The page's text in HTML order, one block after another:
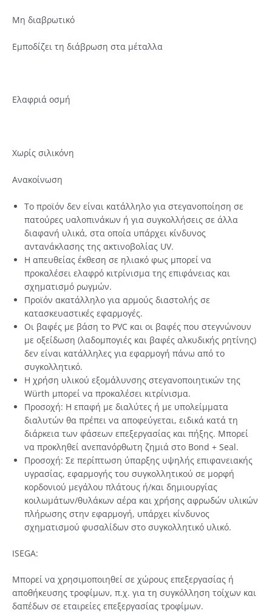
Μη διαβρωτικό
Εμποδίζει τη διάβρωση στα μέταλλα
Ελαφριά οσμή
Χωρίς σιλικόνη
Ανακοίνωση
Το προϊόν δεν είναι κατάλληλο για στεγανοποίηση σε
πατούρες υαλοπινάκων ή για συγκολλήσεις σε άλλα
διαφανή υλικά, στα οποία υπάρχει κίνδυνος
αντανάκλασης της ακτινοβολίας UV.
Η απευθείας έκθεση σε ηλιακό φως μπορεί να
προκαλέσει ελαφρό κιτρίνισμα της επιφάνειας και
σχηματισμό ρωγμών.
Προϊόν ακατάλληλο για αρμούς διαστολής σε
κατασκευαστικές εφαρμογές.
Οι βαφές με βάση το PVC και οι βαφές που στεγνώνουν
με οξείδωση (λαδομπογιές και βαφές αλκυδικής ρητίνης)
δεν είναι κατάλληλες για εφαρμογή πάνω από το
συγκολλητικό.
Η χρήση υλικού εξομάλυνσης στεγανοποιητικών της
Würth μπορεί να προκαλέσει κιτρίνισμα.
Προσοχή: Η επαφή με διαλύτες ή με υπολείμματα
διαλυτών θα πρέπει να αποφεύγεται, ειδικά κατά τη
διάρκεια των φάσεων επεξεργασίας και πήξης. Μπορεί
να προκληθεί ανεπανόρθωτη ζημιά στο Bond + Seal.
Προσοχή: Σε περίπτωση ύπαρξης υψηλής επιφανειακής
υγρασίας, εφαρμογής του συγκολλητικού σε μορφή
κορδονιού μεγάλου πλάτους ή/και δημιουργίας
κοιλωμάτων/θυλάκων αέρα και χρήσης αφρωδών υλικών
πλήρωσης στην εφαρμογή, υπάρχει κίνδυνος
σχηματισμού φυσαλίδων στο συγκολλητικό υλικό.
ISEGA:
Μπορεί να χρησιμοποιηθεί σε χώρους επεξεργασίας ή
αποθήκευσης τροφίμων, π.χ. για τη συγκόλληση τοίχων και
δαπέδων σε εταιρείες επεξεργασίας τροφίμων.